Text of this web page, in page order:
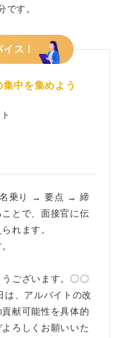
です。
ス！
中を集めよう
名乗り → 要点 → 締
とで、面接官に伝
れます。
うございます。〇〇
、アルバイトの改
献可能性を具体的
ろしくお願いいた